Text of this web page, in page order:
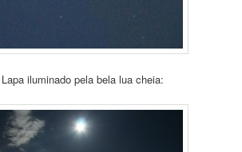
iluminado pela bela lua cheia: